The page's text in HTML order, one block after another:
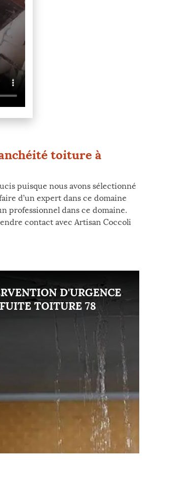
toiture à
puisque nous avons sélectionné
d’un expert dans ce domaine
professionnel dans ce domaine.
contact avec Artisan Coccoli
D'URGENCE
FUITE TOITURE 78